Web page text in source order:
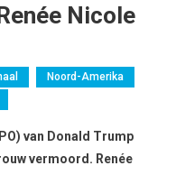
Nicole
Noord-Amerika
van Donald Trump
vermoord. Renée